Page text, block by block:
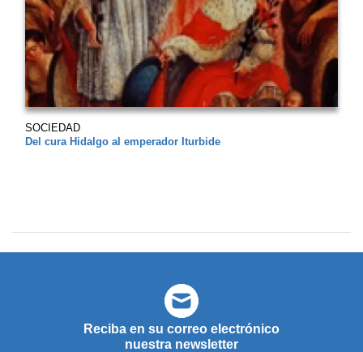
SOCIEDAD
Del cura Hidalgo al emperador Iturbide
Reciba en su correo electrónico
nuestra newsletter